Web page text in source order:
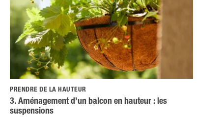
PRENDRE DE LA HAUTEUR
3. Aménagement d’un balcon en hauteur : les
suspensions